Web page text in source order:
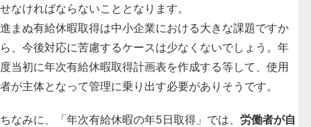
せなければならないこととなります。
進まぬ有給休暇取得は中小企業における大きな課題ですか
ら、今後対応に苦慮するケースは少なくないでしょう。年
度当初に年次有給休暇取得計画表を作成する等して、使用
者が主体となって管理に乗り出す必要がありそうです。
ちなみに、「年次有給休暇の年5日取得」では、 労働者が自